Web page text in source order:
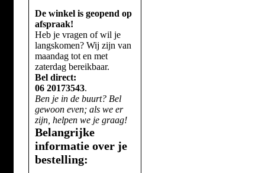
De winkel is geopend op
afspraak!
Heb je vragen of wil je
langskomen? Wij zijn van
maandag tot en met
zaterdag bereikbaar.
Bel direct:
06 20173543.
Ben je in de buurt? Bel
gewoon even; als we er
zijn, helpen we je graag!
Belangrijke
informatie over je
bestelling: